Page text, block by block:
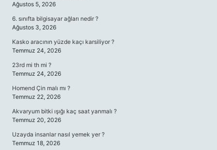
Ağustos 5, 2026
6. sınıfta bilgisayar ağları nedir ?
Ağustos 3, 2026
Kasko aracının yüzde kaçı karsiliyor ?
Temmuz 24, 2026
23rd mi th mi ?
Temmuz 24, 2026
Homend Çin malı mı ?
Temmuz 22, 2026
Akvaryum bitki ışığı kaç saat yanmalı ?
Temmuz 20, 2026
Uzayda insanlar nasıl yemek yer ?
Temmuz 18, 2026